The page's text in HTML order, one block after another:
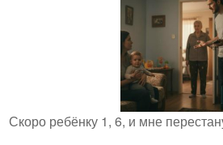
Скоро ребёнку 1, 6, и мне